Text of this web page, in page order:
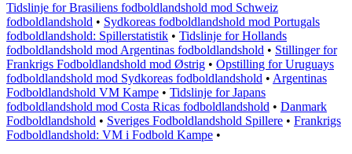
Tidslinje for Brasiliens fodboldlandshold mod Schweiz
fodboldlandshold • Sydkoreas fodboldlandshold mod Portugals
fodboldlandshold: Spillerstatistik • Tidslinje for Hollands
fodboldlandshold mod Argentinas fodboldlandshold • Stillinger for
Frankrigs Fodboldlandshold mod Østrig • Opstilling for Uruguays
fodboldlandshold mod Sydkoreas fodboldlandshold • Argentinas
Fodboldlandshold VM Kampe • Tidslinje for Japans
fodboldlandshold mod Costa Ricas fodboldlandshold • Danmark
Fodboldlandshold • Sveriges Fodboldlandshold Spillere • Frankrigs
Fodboldlandshold: VM i Fodbold Kampe •